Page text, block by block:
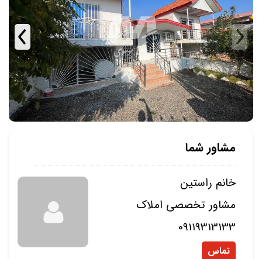
مشاور شما
خانم راستین
مشاور تخصصی املاک
09119313133
تماس